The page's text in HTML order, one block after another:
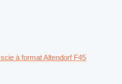
scie à format Altendorf F45